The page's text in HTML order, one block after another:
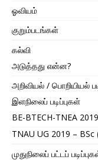
ஓவியம்
குறும்படங்கள்
கல்வி
அடுத்தது என்ன?
அறிவியல் / பொறியியல்
இளநிலைப் படிப்புகள்
BE-BTECH-TNEA 2019
TNAU UG 2019 –
முதுநிலைப் பட்டப்